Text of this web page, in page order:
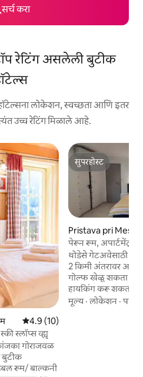
सर्च करा
रेटिंग असलेली बुटीक
लोकेशन, स्वच्छता आणि इतर
उच्च रेटिंग मिळाले आहे.
5 पैकी 4.9 सरासरी रेटिंग, 10 रिव्ह्यूज
4.9 (10)
स्लॉप्स व्ह्यू
गोराजवळ
बुटीक
रूम/ बाल्कनी
सुपरहोस्ट
सुपरहोस्ट
Pristava pri
हॉटेल रूम
पेरून रूम, अपार्टमेंट्स
थोडेसे गेटअवेसाठी
2 किमी अंतरावर आहे.
गोल्फ खेळू शकता
हायकिंग करू शकता.
आणि त्यात थोडा
कॉमन जागा वापरू शकतात. बेडिंगची
मूल्य·लोकेशन ·